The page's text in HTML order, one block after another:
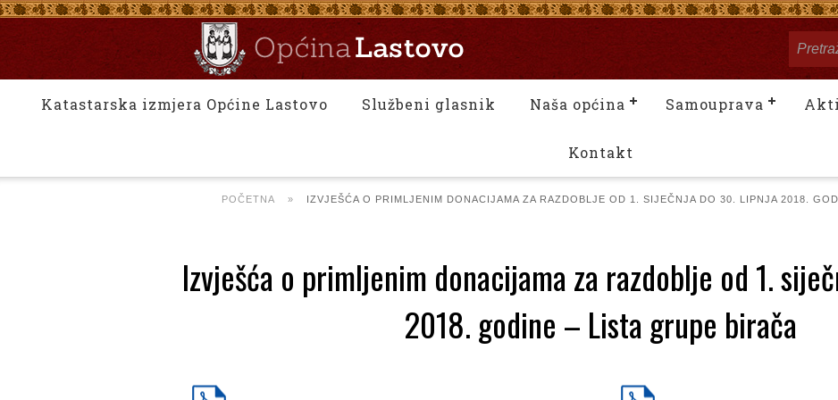
Katastarska izmjera Općine Lastovo Službeni glasnik Naša općina Samouprava Akti
Kontakt
POČETNA » IZVJEŠĆA O PRIMLJENIM DONACIJAMA ZA RAZDOBLJE OD 1. SIJEČNJA DO 30. LIPNJA 2018.
Izvješća o primljenim donacijama za razdoblje od 1.
2018. godine – Lista grupe birača